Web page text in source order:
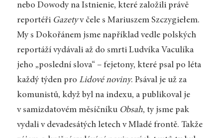
nebo Dowody na Istnienie, které založili právě
reportéři Gazetyv čele s Mariuszem Szczygiełem.
My s Dokořánem jsme například vedle polských
reportáží vydávali až do smrti Ludvíka Vaculíka
jeho „poslední slova“ – fejetony, které psal po léta
každý týden pro Lidové noviny. Psával je už za
komunistů, když byl na indexu, a publikoval je
v samizdatovém měsíčníku Obsah, ty jsme pak
vydali v devadesátých letech v Mladé frontě. Takže